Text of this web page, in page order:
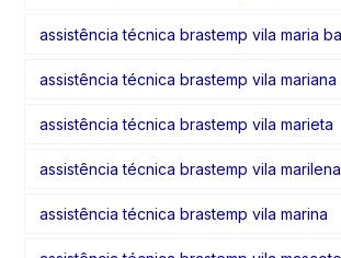
assistência técnica brastemp vila maria
assistência técnica brastemp vila mariana
assistência técnica brastemp vila marieta
assistência técnica brastemp vila marilena
assistência técnica brastemp vila marina